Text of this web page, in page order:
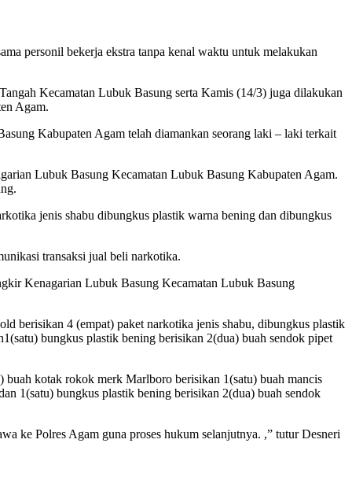
personil bekerja ekstra tanpa kenal waktu untuk melakukan
Kecamatan Lubuk Basung serta Kamis (14/3) juga dilakukan
Agam.
Kabupaten Agam telah diamankan seorang laki – laki terkait
Lubuk Basung Kecamatan Lubuk Basung Kabupaten Agam.
jenis shabu dibungkus plastik warna bening dan dibungkus
transaksi jual beli narkotika.
Kenagarian Lubuk Basung Kecamatan Lubuk Basung
berisikan 4 (empat) paket narkotika jenis shabu, dibungkus plastik
bungkus plastik bening berisikan 2(dua) buah sendok pipet
buah kotak rokok merk Marlboro berisikan 1(satu) buah mancis
1(satu) bungkus plastik bening berisikan 2(dua) buah sendok
ke Polres Agam guna proses hukum selanjutnya. ,” tutur Desneri